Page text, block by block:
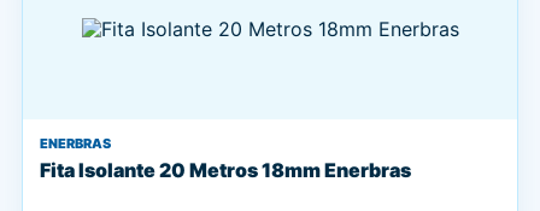
ENERBRAS
Fita Isolante 20 Metros 18mm Enerbras